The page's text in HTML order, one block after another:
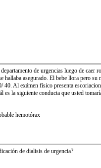
de urgencias luego de caer
hallaba asegurado. El bebe llora pero su
40. Al exámen físico presenta
es la siguiente conducta que usted
hemotórax
de dialisis de urgencia?